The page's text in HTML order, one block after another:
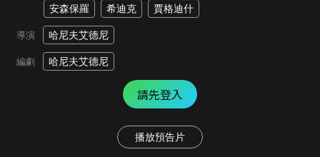
安森保羅
希迪克 賈格迪什
導演 哈尼夫艾德尼
編劇 哈尼夫艾德尼
請先登入
播放預告片